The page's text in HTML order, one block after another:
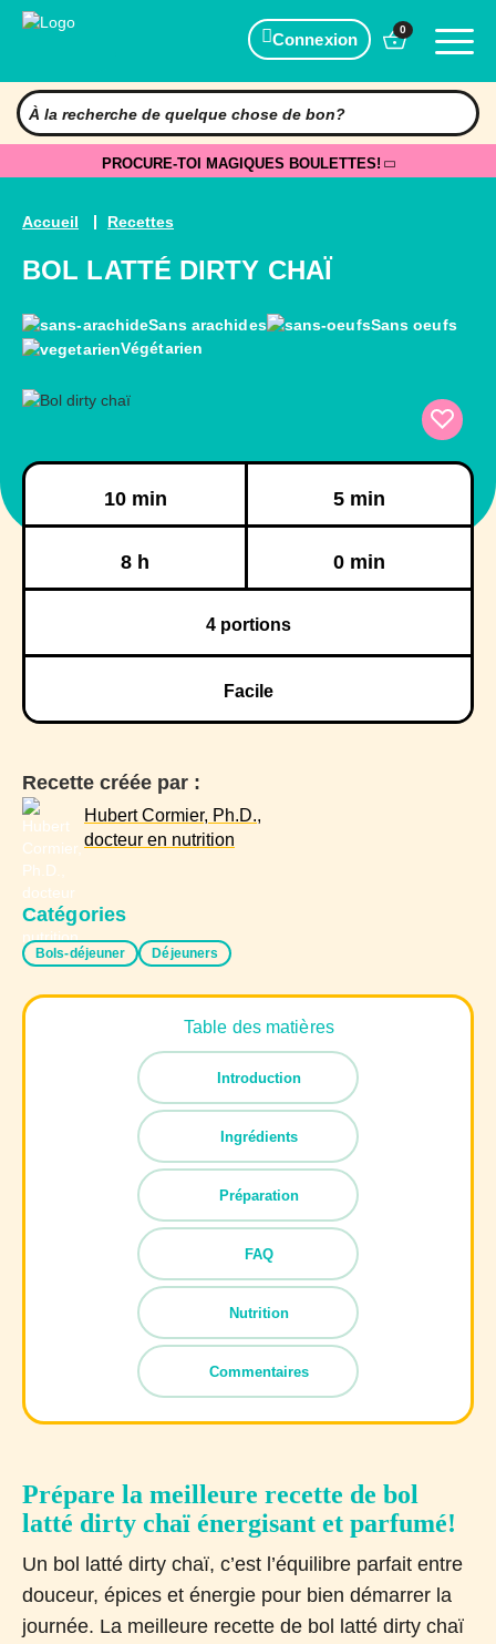
Connexion
0
PROCURE-TOI MAGIQUES BOULETTES!
Accueil Recettes
BOL LATTÉ DIRTY CHAÏ
Sans arachides
Sans oeufs
Végétarien
10 min 5 min
8 h 0 min
4portions
Facile
Recette créée par :
Hubert Cormier, Ph.D.,
docteur en nutrition
Catégories
Bols-déjeuner Déjeuners
Table des matières
Introduction
Ingrédients
Préparation
FAQ
Nutrition
Commentaires
Prépare la meilleure recette de bol
latté dirty chaï énergisant et parfumé!
Un bol latté dirty chaï, c’est l’équilibre parfait entre
douceur, épices et énergie pour bien démarrer la
journée. La meilleure recette de bol latté dirty chaï